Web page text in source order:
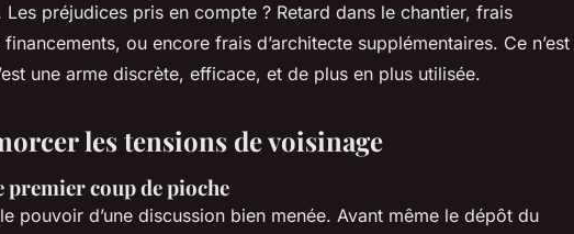
préjudices pris en compte ? Retard dans le chantier, frais
ou encore frais d’architecte supplémentaires. Ce n’est
une arme discrète, efficace, et de plus en plus utilisée.
les tensions de voisinage
coup de pioche
pouvoir d’une discussion bien menée. Avant même le dépôt du